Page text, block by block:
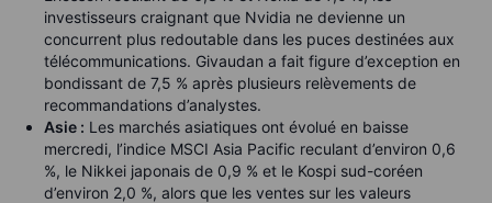
investisseurs craignant que Nvidia ne devienne un
concurrent plus redoutable dans les puces destinées aux
télécommunications. Givaudan a fait figure d’exception en
bondissant de 7,5 % après plusieurs relèvements de
recommandations d’analystes.
Asie : Les marchés asiatiques ont évolué en baisse
mercredi, l’indice MSCI Asia Pacific reculant d’environ 0,6
%, le Nikkei japonais de 0,9 % et le Kospi sud-coréen
d’environ 2,0 %, alors que les ventes sur les valeurs